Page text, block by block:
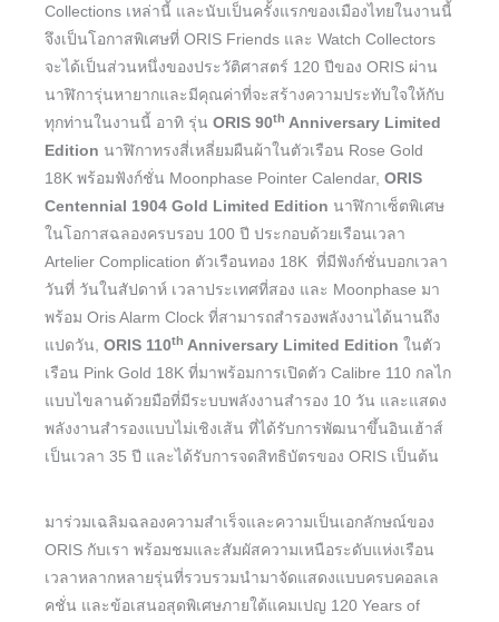
Collections เหล่านี้ และนับเป็นครั้งแรกของเมืองไทยในงานนี้
จึงเป็นโอกาสพิเศษที่ ORIS Friends และ Watch Collectors
จะได้เป็นส่วนหนึ่งของประวัติศาสตร์ 120 ปีของ ORIS ผ่าน
นาฬิการุ่นหายากและมีคุณค่าที่จะสร้างความประทับใจให้กับ
ทุกท่านในงานนี้ อาทิ รุ่น ORIS 90th Anniversary Limited
Edition นาฬิกาทรงสี่เหลี่ยมผืนผ้าในตัวเรือน Rose Gold
18K พร้อมฟังก์ชั่น Moonphase Pointer Calendar, ORIS
Centennial 1904 Gold Limited Edition นาฬิกาเซ็ตพิเศษ
ในโอกาสฉลองครบรอบ 100 ปี ประกอบด้วยเรือนเวลา
Artelier Complication ตัวเรือนทอง 18K ที่มีฟังก์ชั่นบอกเวลา
วันที่ วันในสัปดาห์ เวลาประเทศที่สอง และ Moonphase มา
พร้อม Oris Alarm Clock ที่สามารถสำรองพลังงานได้นานถึง
แปดวัน, ORIS 110th Anniversary Limited Edition ในตัว
เรือน Pink Gold 18K ที่มาพร้อมการเปิดตัว Calibre 110 กลไก
แบบไขลานด้วยมือที่มีระบบพลังงานสำรอง 10 วัน และแสดง
พลังงานสำรองแบบไม่เชิงเส้น ที่ได้รับการพัฒนาขึ้นอินเฮ้าส์
เป็นเวลา 35 ปี และได้รับการจดสิทธิบัตรของ ORIS เป็นต้น
มาร่วมเฉลิมฉลองความสำเร็จและความเป็นเอกลักษณ์ของ
ORIS กับเรา พร้อมชมและสัมผัสความเหนือระดับแห่งเรือน
เวลาหลากหลายรุ่นที่รวบรวมนำมาจัดแสดงแบบครบคอลเล
คชั่น และข้อเสนอสุดพิเศษภายใต้แคมเปญ 120 Years of